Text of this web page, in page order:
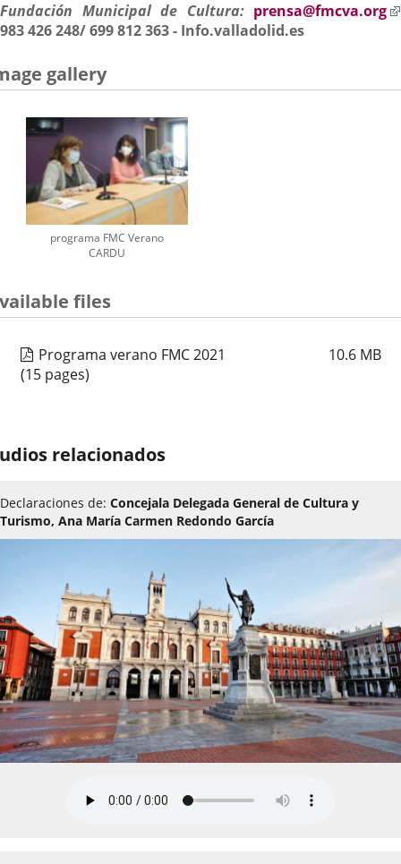
Fundación Municipal de Cultura: prensa@fmcva.org
983 426 248/ 699 812 363 - Info.valladolid.es
gallery
programa FMC Verano
CARDU
files
Programa verano FMC 2021 10.6 MB
(15 pages)
relacionados
Declaraciones de: Concejala Delegada General de Cultura y
Turismo, Ana María Carmen Redondo García